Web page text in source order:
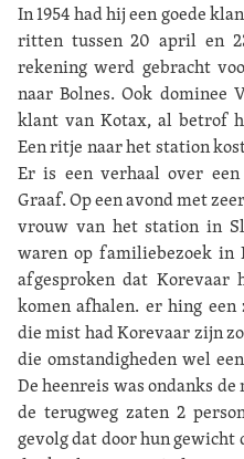
In 1954 had hij een goede
ritten tussen 20 april en
rekening werd gebracht
naar Bolnes. Ook dominee
klant van Kotax, al betrof
Een ritje naar het station
Er is een verhaal over
Graaf. Op een avond met
vrouw van het station in
waren op familiebezoek in
afgesproken dat Korevaar
komen afhalen. er hing
die mist had Korevaar zijn
die omstandigheden wel
De heenreis was ondanks
de terugweg zaten 2
gevolg dat door hun gewicht